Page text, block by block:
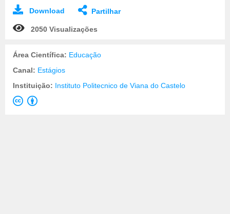
Download Partilhar
2050 Visualizações
Área Científica: Educação
Canal: Estágios
Instituição: Instituto Politecnico de Viana do Castelo